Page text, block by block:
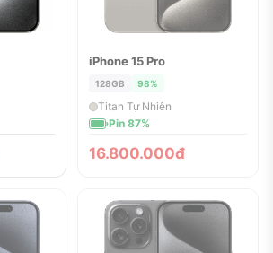
ĐÃ BÁN
iPhone 15 Pro
128GB 98%
Titan Tự Nhiên
Pin 87%
16.800.000đ